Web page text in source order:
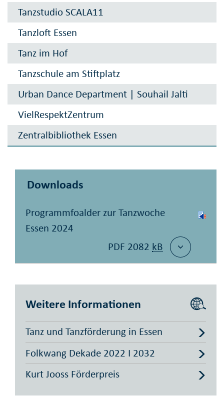
Tanzstudio SCALA11
Tanzloft Essen
Tanz im Hof
Tanzschule am Stiftplatz
Urban Dance Department | Souhail Jalti
VielRespektZentrum
Zentralbibliothek Essen
Downloads
Programmfoalder zur Tanzwoche
Essen 2024
PDF 2082 kB
Weitere Informationen
Tanz und Tanzförderung in Essen
Folkwang Dekade 2022 I 2032
Kurt Jooss Förderpreis